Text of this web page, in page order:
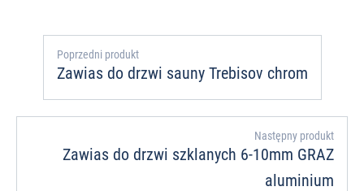
Poprzedni produkt
Zawias do drzwi sauny Trebisov chrom
Następny produkt
Zawias do drzwi szklanych 6-10mm GRAZ
aluminium